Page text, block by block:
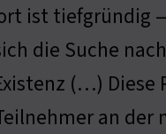
ist tiefgründig
die Suche
(…) Diese
an der